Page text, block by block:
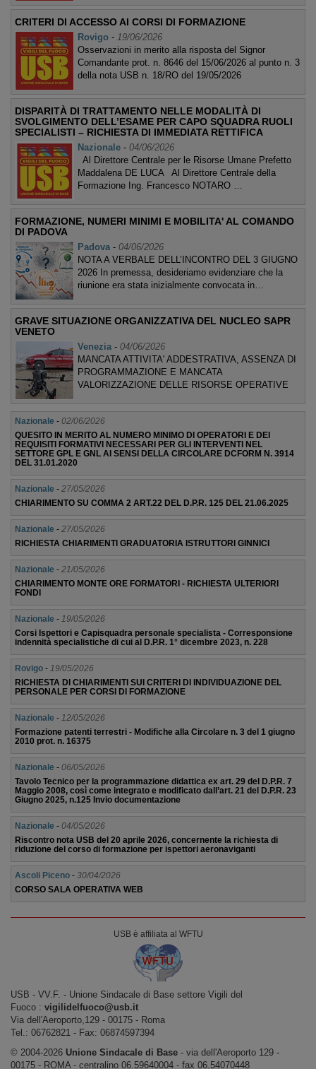
CRITERI DI ACCESSO AI CORSI DI FORMAZIONE
Rovigo - 19/06/2026
Osservazioni in merito alla risposta del Signor
Comandante prot. n. 8646 del 15/06/2026 al punto n. 3
della nota USB n. 18/RO del 19/05/2026
DISPARITÀ DI TRATTAMENTO NELLE MODALITÀ DI
SVOLGIMENTO DELL’ESAME PER CAPO SQUADRA RUOLI
SPECIALISTI – RICHIESTA DI IMMEDIATA RETTIFICA
Nazionale - 04/06/2026
Al Direttore Centrale per le Risorse Umane Prefetto
Maddalena DE LUCA Al Direttore Centrale della
Formazione Ing. Francesco NOTARO …
FORMAZIONE, NUMERI MINIMI E MOBILITA' AL COMANDO
DI PADOVA
Padova - 04/06/2026
NOTA A VERBALE DELL’INCONTRO DEL 3 GIUGNO
2026 In premessa, desideriamo evidenziare che la
riunione era stata inizialmente convocata in…
GRAVE SITUAZIONE ORGANIZZATIVA DEL NUCLEO SAPR
VENETO
Venezia - 04/06/2026
MANCATA ATTIVITA' ADDESTRATIVA, ASSENZA DI
PROGRAMMAZIONE E MANCATA
VALORIZZAZIONE DELLE RISORSE OPERATIVE
Nazionale - 02/06/2026
QUESITO IN MERITO AL NUMERO MINIMO DI OPERATORI E DEI
REQUISITI FORMATIVI NECESSARI PER GLI INTERVENTI NEL
SETTORE GPL E GNL AI SENSI DELLA CIRCOLARE DCFORM N. 3914
DEL 31.01.2020
Nazionale - 27/05/2026
CHIARIMENTO SU COMMA 2 ART.22 DEL D.P.R. 125 DEL 21.06.2025
Nazionale - 27/05/2026
RICHIESTA CHIARIMENTI GRADUATORIA ISTRUTTORI GINNICI
Nazionale - 21/05/2026
CHIARIMENTO MONTE ORE FORMATORI - RICHIESTA ULTERIORI
FONDI
Nazionale - 19/05/2026
Corsi Ispettori e Capisquadra personale specialista - Corresponsione
indennità specialistiche di cui al D.P.R. 1° dicembre 2023, n. 228
Rovigo - 19/05/2026
RICHIESTA DI CHIARIMENTI SUI CRITERI DI INDIVIDUAZIONE DEL
PERSONALE PER CORSI DI FORMAZIONE
Nazionale - 12/05/2026
Formazione patenti terrestri - Modifiche alla Circolare n. 3 del 1 giugno
2010 prot. n. 16375
Nazionale - 06/05/2026
Tavolo Tecnico per la programmazione didattica ex art. 29 del D.P.R. 7
Maggio 2008, così come integrato e modificato dall’art. 21 del D.P.R. 23
Giugno 2025, n.125 Invio documentazione
Nazionale - 04/05/2026
Riscontro nota USB del 20 aprile 2026, concernente la richiesta di
riduzione del corso di formazione per ispettori aeronaviganti
Ascoli Piceno - 30/04/2026
CORSO SALA OPERATIVA WEB
USB è affiliata al WFTU
USB ‐ VV.F. - Unione Sindacale di Base settore Vigili del
Fuoco : vigilidelfuoco@usb.it
Via dell'Aeroporto,129 ‐ 00175 ‐ Roma
Tel.: 06762821 ‐ Fax: 06874597394
© 2004-2026 Unione Sindacale di Base ‐ via dell'Aeroporto 129 -
00175 - ROMA - centralino 06.59640004 - fax 06.54070448